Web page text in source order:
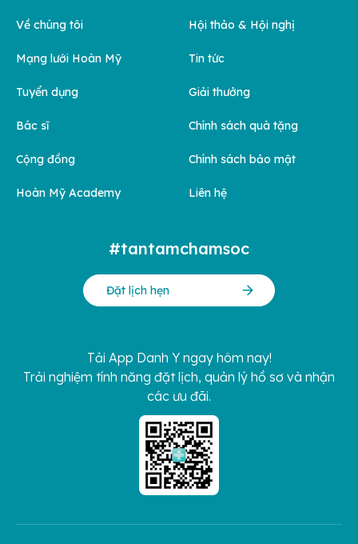
Về chúng tôi
Mạng lưới Hoàn Mỹ
Tuyển dụng
Bác sĩ
Cộng đồng
Hoàn Mỹ Academy
Hội thảo & Hội nghị
Tin tức
Giải thưởng
Chính sách quà tặng
Chính sách bảo mật
Liên hệ
#tantamchamsoc
Đặt lịch hẹn
Tải App Danh Y ngay hôm nay!
Trải nghiệm tính năng đặt lịch, quản lý hồ sơ và nhận
các ưu đãi.